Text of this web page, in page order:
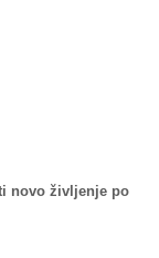
novo življenje po